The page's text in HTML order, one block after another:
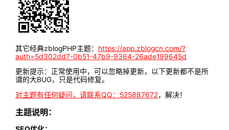
其它经典zblogPHP主题： https://app.zblogcn.com/?
auth=5d302dd7-0b51-47b9-9364-26ade199645d
更新提示：正常使用中，可以忽略掉更新，以下更新都不是所
谓的大BUG，只是代码修复。
对主题有任何疑问，请联系QQ：525887672，解决！
主题说明：